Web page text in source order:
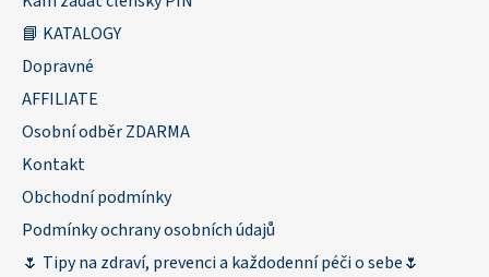
📘 KATALOGY
Dopravné
AFFILIATE
Osobní odběr ZDARMA
Kontakt
Obchodní podmínky
Podmínky ochrany osobních údajů
🌷 Tipy na zdraví, prevenci a každodenní péči o sebe🌷